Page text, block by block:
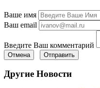
Ваше имя
Ваш email
Введите Ваш комментарий
Отмена Отправить
Другие Новости